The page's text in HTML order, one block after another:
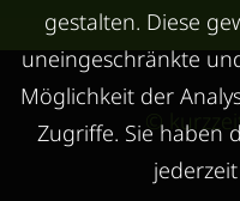
©
gestalten. Diese
uneingeschränkte
Möglichkeit der
Zugriffe. Sie haben